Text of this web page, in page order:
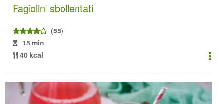
Fagiolini sbollentati
(55)
15 min
40 kcal